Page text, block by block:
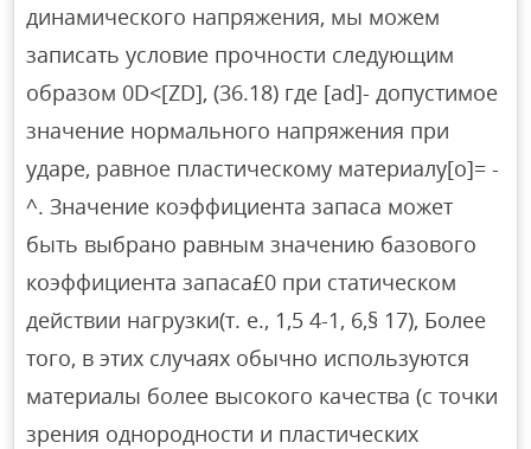
динамического напряжения, мы можем
записать условие прочности следующим
образом 0D<[ZD], (36.18) где [ad]- допустимое
значение нормального напряжения при
ударе, равное пластическому материалу[o]= -
^. Значение коэффициента запаса может
быть выбрано равным значению базового
коэффициента запаса£0 при статическом
действии нагрузки(т. е., 1,5 4-1, 6,§ 17), Более
того, в этих случаях обычно используются
материалы более высокого качества (с точки
зрения однородности и пластических